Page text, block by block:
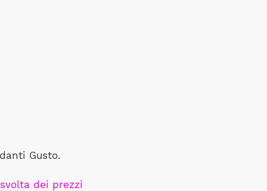
Gusto.
dei prezzi